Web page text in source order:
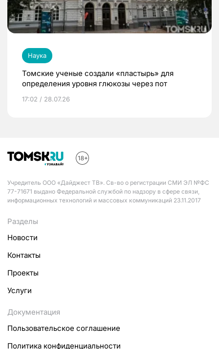
Наука
Томские ученые создали «пластырь» для
определения уровня глюкозы через пот
17:02 / 28.07.26
Учредитель ООО «Дайджест ТВ». Св-во о регистрации СМИ ЭЛ №ФС
77-71671 выдано Федеральной службой по надзору в сфере связи,
информационных технологий и массовых коммуникаций 23.11.2017
Разделы
Новости
Контакты
Проекты
Услуги
Документация
Пользовательское соглашение
Политика конфиденциальности